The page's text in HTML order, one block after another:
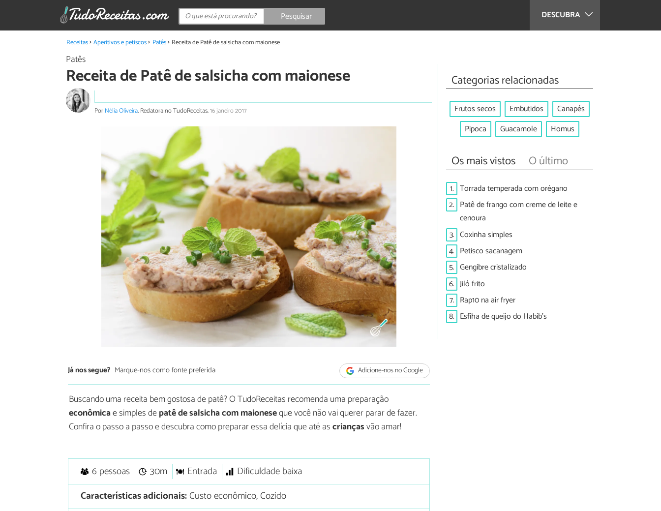
DESCUBRA
Pesquisar
Receitas Aperitivos e petiscos Patês Receita de Patê de salsicha com maionese
Patês
Receita de Patê de salsicha com maionese
PorNélia Oliveira, Redatora no TudoReceitas.16 janeiro 2017
Já nos segue? Marque-nos como fonte preferida Adicione-nos no Google
Buscando uma receita bem gostosa de patê? O TudoReceitas recomenda uma preparação
econômicae simples depatê de salsicha com maioneseque você não vai querer parar de fazer.
Confira o passo a passo e descubra como preparar essa delícia que até ascriançasvão amar!
6 pessoas 30m Entrada
Dificuldade baixa
Características adicionais:Custo econômico, Cozido
Categorias relacionadas
Frutos secos Embutidos
Canapés
Pipoca
Guacamole Homus
Os mais vistos O último
1. Torrada temperada com orégano
2. Patê de frango com creme de leite e
cenoura
3. Coxinha simples
4. Petisco sacanagem
5. Gengibre cristalizado
6. Jiló frito
7. Rap10 na air fryer
8. Esfiha de queijo do Habib's